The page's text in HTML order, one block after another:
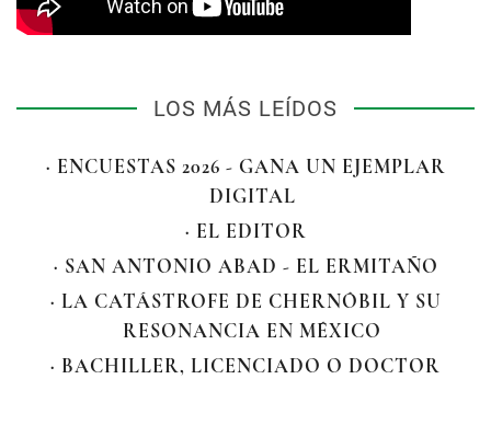
LOS MÁS LEÍDOS
· ENCUESTAS 2026 - GANA UN EJEMPLAR
DIGITAL
· EL EDITOR
· SAN ANTONIO ABAD - EL ERMITAÑO
· LA CATÁSTROFE DE CHERNÓBIL Y SU
RESONANCIA EN MÉXICO
· BACHILLER, LICENCIADO O DOCTOR